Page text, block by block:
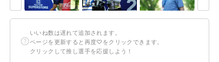
いいね数は遅れて追加されます。
ページを更新すると再度♡をクリックできます。
クリックして推し選手を応援しよう！